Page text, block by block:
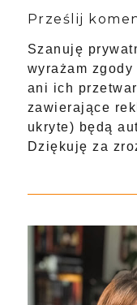
Prześlij
Szanuję
wyrażam
ani ich
zawierające
ukryte) będą
Dziękuję za